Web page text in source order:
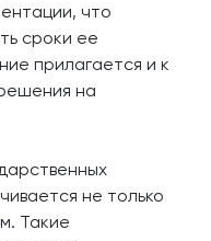
что
сроки ее
прилагается и к
на
не только
Такие